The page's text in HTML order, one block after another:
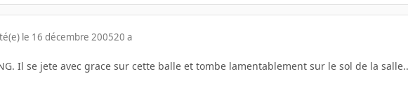
le 16 décembre 200520 a
Il se jete avec grace sur cette balle et tombe lamentablement sur le sol de la